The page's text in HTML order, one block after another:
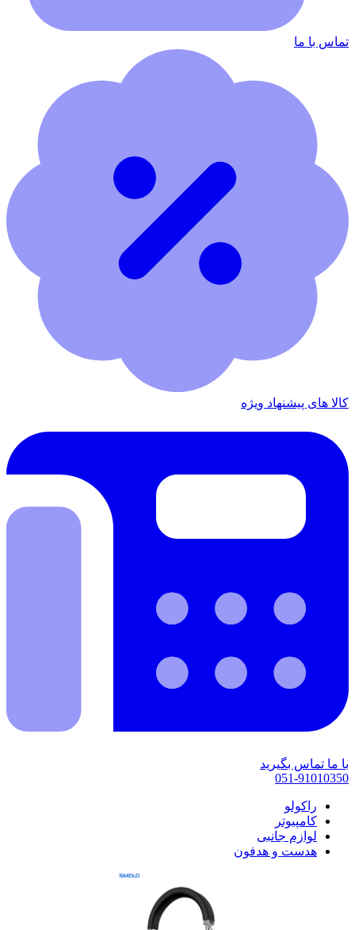
تماس با ما
کالا های پیشنهاد ویژه
با ما تماس بگیرید
051-91010350
راکولو
کامپیوتر
لوازم جانبی
هدست و هدفون